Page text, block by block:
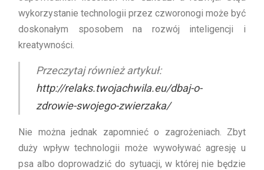
wykorzystanie technologii przez czworonogi może być
doskonałym sposobem na rozwój inteligencji i
kreatywności.
Przeczytaj również artykuł:
http://relaks.twojachwila.eu/dbaj-o-
zdrowie-swojego-zwierzaka/
Nie można jednak zapomnieć o zagrożeniach. Zbyt
duży wpływ technologii może wywoływać agresję u
psa albo doprowadzić do sytuacji, w której nie będzie